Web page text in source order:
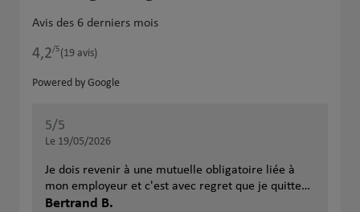
Avis des 6 derniers mois
4,2/5Note de 4.2 sur 5
(19 avis)
Powered by Google
5/5
Le 19/05/2026
Je dois revenir à une mutuelle obligatoire liée à
mon employeur et c'est avec regret que je quitte
swisslife Biarritz. J'ai pu apprécier un accueil
Bertrand B.